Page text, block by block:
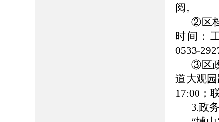
阅。
②区
时间：
0533-
③区
道大观
17:00；
3.政